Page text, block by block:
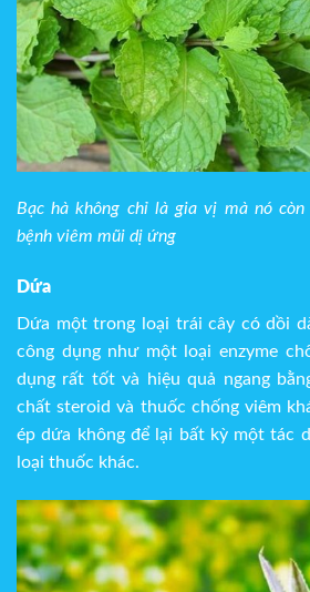
Bạc hà không chỉ là gia vị mà nó
bệnh viêm mũi dị ứng
Dứa
Dứa một trong loại trái cây có dồi
công dụng như một loại enzyme
dụng rất tốt và hiệu quả ngang
chất steroid và thuốc chống viêm
ép dứa không để lại bất kỳ một tác
loại thuốc khác.